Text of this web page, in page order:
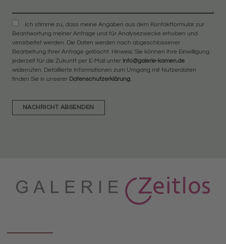
Ich stimme zu, dass meine Angaben aus dem Kontaktformular zur
Beantwortung meiner Anfrage und für Analysezwecke erhoben und
verarbeitet werden. Die Daten werden nach abgeschlossener
Bearbeitung Ihrer Anfrage gelöscht. Hinweis: Sie können Ihre Einwilligung
jederzeit für die Zukunft per E-Mail unter info@galerie-kamen.de
widerrufen. Detaillierte Informationen zum Umgang mit Nutzerdaten
finden Sie in unserer Datenschutzerklärung.
NACHRICHT ABSENDEN